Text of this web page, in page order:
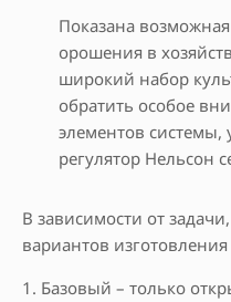
Показана
орошения в
широкий набор
обратить особое
элементов системы,
регулятор Нельсон
В зависимости от
вариантов
1. Базовый – только